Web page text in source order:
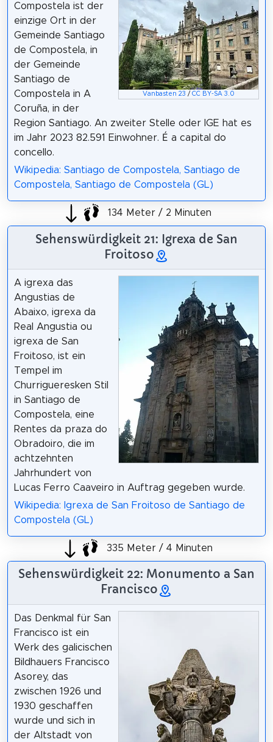
Vanbasten 23 /CC BY-SA 3.0
Compostela ist der
einzige Ort in der
Gemeinde Santiago
de Compostela, in
der Gemeinde
Santiago de
Compostela in A
Coruña, in der
Region Santiago. An zweiter Stelle oder IGE hat es
im Jahr 2023 82.591 Einwohner. É a capital do
concello.
Wikipedia: Santiago de Compostela, Santiago de
Compostela, Santiago de Compostela (GL)
134 Meter / 2 Minuten
Sehenswürdigkeit 21: Igrexa de San
Froitoso
A igrexa das
Angustias de
Abaixo, igrexa da
Real Angustia ou
igrexa de San
Froitoso, ist ein
Tempel im
Churrigueresken Stil
in Santiago de
Compostela, eine
Rentes da praza do
Obradoiro, die im
achtzehnten
Jahrhundert von
Lucas Ferro Caaveiro in Auftrag gegeben wurde.
Wikipedia: Igrexa de San Froitoso de Santiago de
Compostela (GL)
335 Meter / 4 Minuten
Sehenswürdigkeit 22: Monumento a San
Francisco
Das Denkmal für San
Francisco ist ein
Werk des galicischen
Bildhauers Francisco
Asorey, das
zwischen 1926 und
1930 geschaffen
wurde und sich in
der Altstadt von